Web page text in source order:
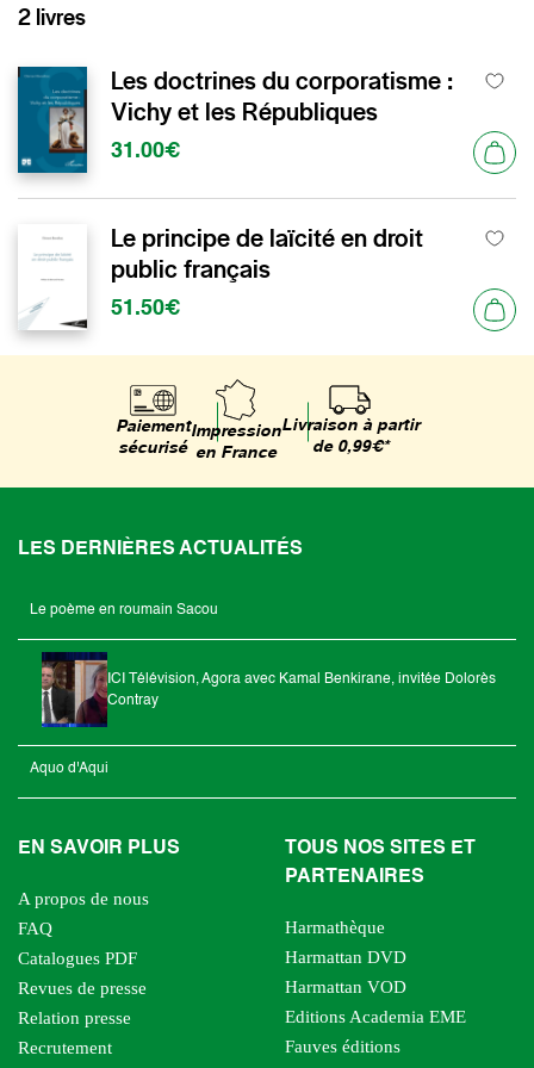
2 livres
Les doctrines du corporatisme :
Vichy et les Républiques
31.00€
Le principe de laïcité en droit
public français
51.50€
Paiement
sécurisé
Impression
en France
Livraison à partir
de 0,99€*
LES DERNIÈRES ACTUALITÉS
Le poème en roumain Sacou
ICI Télévision, Agora avec Kamal Benkirane, invitée Dolorès
Contray
Aquo d'Aqui
EN SAVOIR PLUS
A propos de nous
FAQ
Catalogues PDF
Revues de presse
Relation presse
Recrutement
TOUS NOS SITES ET
PARTENAIRES
Harmathèque
Harmattan DVD
Harmattan VOD
Editions Academia EME
Fauves éditions